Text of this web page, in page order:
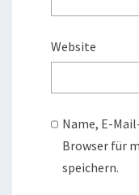
Website
Name, E-
Browser für
speichern.